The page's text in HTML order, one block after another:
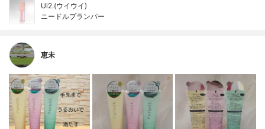
Ui2.(ウイウイ)
ニードルプランパー
恵未